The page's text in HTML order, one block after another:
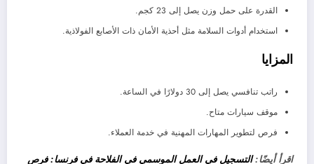
القدرة على حمل وزن يصل إلى 23 كجم.
استخدام أدوات السلامة مثل أحذية الأمان ذات الأصابع الفولاذية.
المزايا
راتب تنافسي يصل إلى 30 دولارًا في الساعة.
موقف سيارات متاح.
فرص لتطوير المهارات المهنية في خدمة العملاء.
اقرأ أيضًا:التسجيل في العمل الموسمي في الفلاحة في فرنسا: فرص